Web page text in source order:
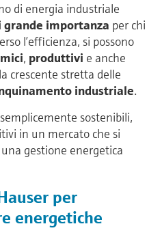
di energia industriale
importanza per chi
l’efficienza, si possono
, produttivi e anche
crescente stretta delle
industriale.
sostenibili,
in un mercato che si
gestione energetica
per
energetiche